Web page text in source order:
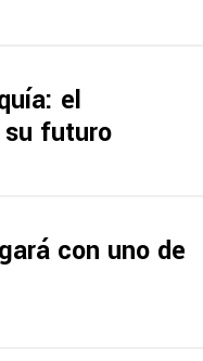
el
futuro
con uno de